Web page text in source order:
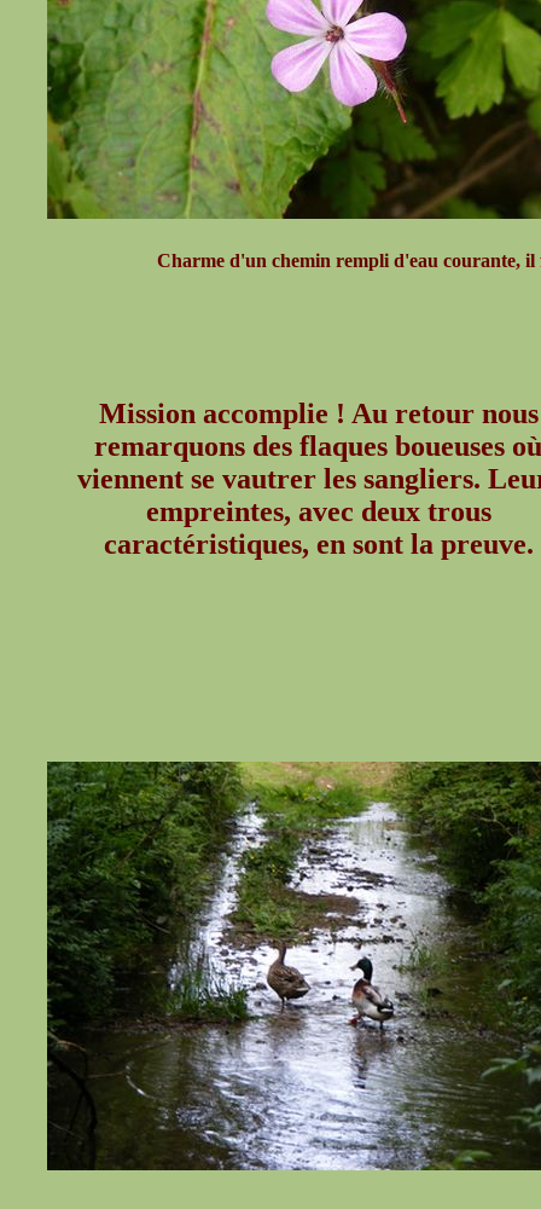
Charme d'un chemin rempli d'eau courante, il
Mission accomplie ! Au retour nous
remarquons des flaques boueuses où
viennent se vautrer les sangliers.
empreintes, avec deux trous
caractéristiques, en sont la preuve.